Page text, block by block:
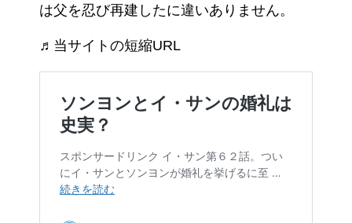
は父を忍び再建したに違いありません。
♬当サイトの短縮URL